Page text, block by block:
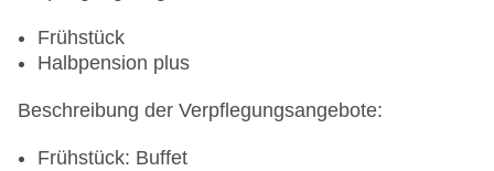
Frühstück
Halbpension plus
Beschreibung der Verpflegungsangebote:
Frühstück: Buffet